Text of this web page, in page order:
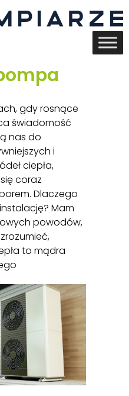
gdy rosnące
świadomość
nas do
i
ciepła,
coraz
Dlaczego
Mam
powodów,
to mądra